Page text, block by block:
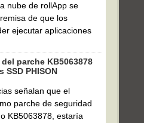
nube de rollApp se
de que los
ejecutar aplicaciones
parche KB5063878
PHISON
señalan que el
parche de seguridad
KB5063878, estaría